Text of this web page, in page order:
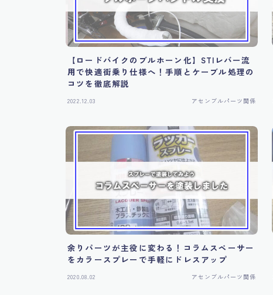
【ロードバイクのブルホーン化】STIレバー流
用で快適街乗り仕様へ！手順とケーブル処理の
コツを徹底解説
2022.12.03 アセンブルパーツ関係
余りパーツが主役に変わる！コラムスペーサー
をカラースプレーで手軽にドレスアップ
2020.08.02 アセンブルパーツ関係